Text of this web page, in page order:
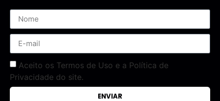
Aceito os Termos de Uso e a Política de
Privacidade do site.
ENVIAR